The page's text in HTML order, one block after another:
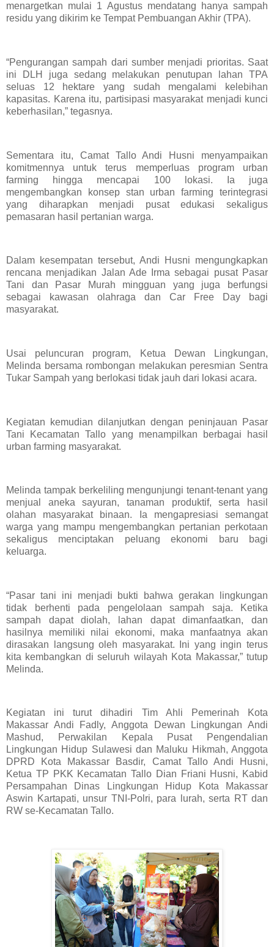
menargetkan mulai 1 Agustus mendatang hanya sampah
residu yang dikirim ke Tempat Pembuangan Akhir (TPA).
“Pengurangan sampah dari sumber menjadi prioritas. Saat
ini DLH juga sedang melakukan penutupan lahan TPA
seluas 12 hektare yang sudah mengalami kelebihan
kapasitas. Karena itu, partisipasi masyarakat menjadi kunci
keberhasilan,” tegasnya.
Sementara itu, Camat Tallo Andi Husni menyampaikan
komitmennya untuk terus memperluas program urban
farming hingga mencapai 100 lokasi. Ia juga
mengembangkan konsep stan urban farming terintegrasi
yang diharapkan menjadi pusat edukasi sekaligus
pemasaran hasil pertanian warga.
Dalam kesempatan tersebut, Andi Husni mengungkapkan
rencana menjadikan Jalan Ade Irma sebagai pusat Pasar
Tani dan Pasar Murah mingguan yang juga berfungsi
sebagai kawasan olahraga dan Car Free Day bagi
masyarakat.
Usai peluncuran program, Ketua Dewan Lingkungan,
Melinda bersama rombongan melakukan peresmian Sentra
Tukar Sampah yang berlokasi tidak jauh dari lokasi acara.
Kegiatan kemudian dilanjutkan dengan peninjauan Pasar
Tani Kecamatan Tallo yang menampilkan berbagai hasil
urban farming masyarakat.
Melinda tampak berkeliling mengunjungi tenant-tenant yang
menjual aneka sayuran, tanaman produktif, serta hasil
olahan masyarakat binaan. Ia mengapresiasi semangat
warga yang mampu mengembangkan pertanian perkotaan
sekaligus menciptakan peluang ekonomi baru bagi
keluarga.
“Pasar tani ini menjadi bukti bahwa gerakan lingkungan
tidak berhenti pada pengelolaan sampah saja. Ketika
sampah dapat diolah, lahan dapat dimanfaatkan, dan
hasilnya memiliki nilai ekonomi, maka manfaatnya akan
dirasakan langsung oleh masyarakat. Ini yang ingin terus
kita kembangkan di seluruh wilayah Kota Makassar,” tutup
Melinda.
Kegiatan ini turut dihadiri Tim Ahli Pemerinah Kota
Makassar Andi Fadly, Anggota Dewan Lingkungan Andi
Mashud, Perwakilan Kepala Pusat Pengendalian
Lingkungan Hidup Sulawesi dan Maluku Hikmah, Anggota
DPRD Kota Makassar Basdir, Camat Tallo Andi Husni,
Ketua TP PKK Kecamatan Tallo Dian Friani Husni, Kabid
Persampahan Dinas Lingkungan Hidup Kota Makassar
Aswin Kartapati, unsur TNI-Polri, para lurah, serta RT dan
RW se-Kecamatan Tallo.